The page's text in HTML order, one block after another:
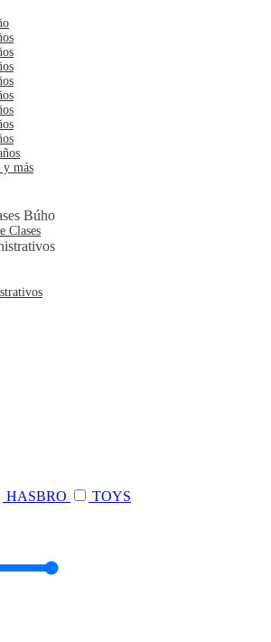
y más
Búho
Clases
HASBRO TOYS